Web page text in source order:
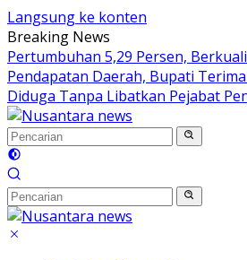
Langsung ke konten
Breaking News
Pertumbuhan 5,29 Persen,
Pendapatan Daerah, Bupati
Diduga Tanpa Libatkan Pejabat